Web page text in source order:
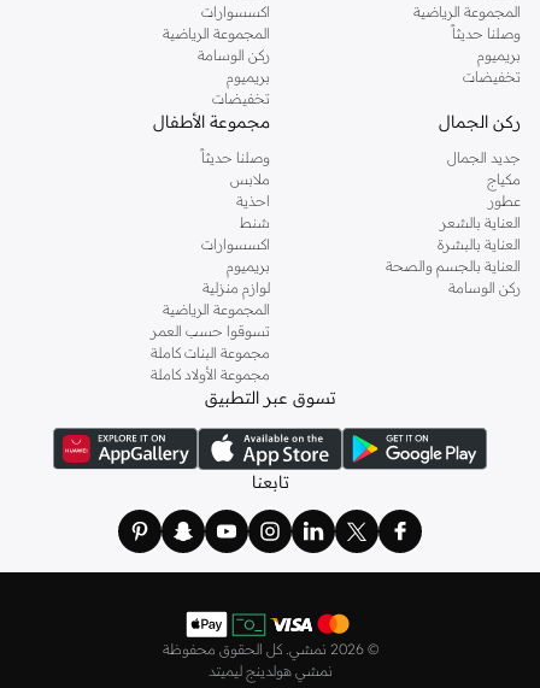
المجموعة الرياضية
وصلنا حديثاً
بريميوم
تخفيضات
اكسسوارات
المجموعة الرياضية
ركن الوسامة
بريميوم
تخفيضات
ركن الجمال
جديد الجمال
مكياج
عطور
العناية بالشعر
العناية بالبشرة
العناية بالجسم والصحة
ركن الوسامة
مجموعة الأطفال
وصلنا حديثاً
ملابس
احذية
شنط
اكسسوارات
بريميوم
لوازم منزلية
المجموعة الرياضية
تسوقوا حسب العمر
مجموعة البنات كاملة
مجموعة الأولاد كاملة
تسوق عبر التطبيق
تابعنا
© 2026 نمشي. كل الحقوق محفوظة
نمشي هولدينج ليميتد